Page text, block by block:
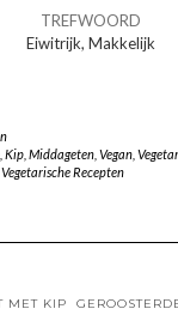
TREFWOORD
Eiwitrijk, Makkelijk
Kip, Middageten, Vegan,
Vegetarische Recepten
MET KIP